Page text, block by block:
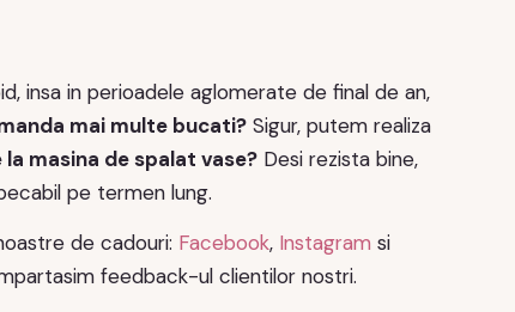
insa in perioadele aglomerate de final de an,
mai multe bucati? Sigur, putem realiza
masina de spalat vase? Desi rezista bine,
pe termen lung.
de cadouri: Facebook, Instagram si
feedback-ul clientilor nostri.